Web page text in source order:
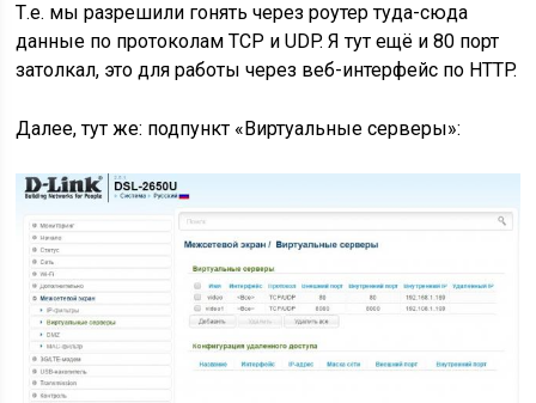
Т.е. мы разрешили гонять через роутер туда-сюда
данные по протоколам TCP и UDP. Я тут ещё и 80 порт
затолкал, это для работы через веб-интерфейс по HTTP.
Далее, тут же: подпункт «Виртуальные серверы»: